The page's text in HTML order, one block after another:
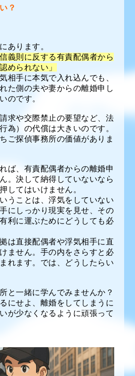
？
あります。
信義則に反する有責配偶者から
められない」
相手に本気で入れ込んでも、
た側の夫や妻からの離婚申し
のです。
求や交際禁止の要望など、法
為）の代償は大きいのです。
ご探偵事務所の価値がありま
ば、有責配偶者からの離婚申
。決して納得していないなら
してはいけません。
うことは、浮気をしていない
にしっかり現実を見せ、その
利に運ぶためにどうしても必
は直接配偶者や浮気相手に直
ません。手の内をさらすと必
れます。では、どうしたらい
と一緒に学んでみませんか？
にせよ、離婚をしてしまうに
が少なくなるように頑張って